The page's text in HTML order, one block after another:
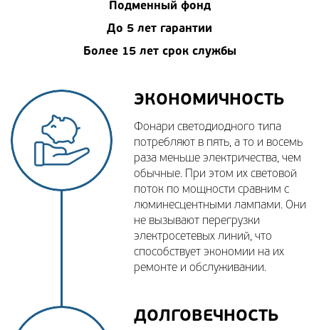
Подменный фонд
До 5 лет гарантии
Более 15 лет срок службы
ЭКОНОМИЧНОСТЬ
Фонари светодиодного типа
потребляют в пять, а то и восемь
раза меньше электричества, чем
обычные. При этом их световой
поток по мощности сравним с
люминесцентными лампами. Они
не вызывают перегрузки
электросетевых линий, что
способствует экономии на их
ремонте и обслуживании.
ДОЛГОВЕЧНОСТЬ